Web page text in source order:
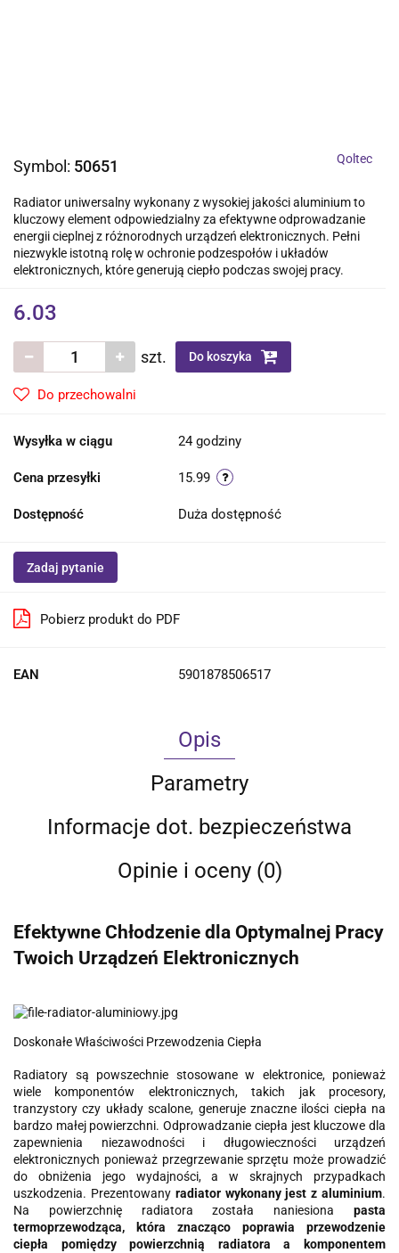
Symbol: 50651 Qoltec
Radiator uniwersalny wykonany z wysokiej jakości aluminium to
kluczowy element odpowiedzialny za efektywne odprowadzanie
energii cieplnej z różnorodnych urządzeń elektronicznych. Pełni
niezwykle istotną rolę w ochronie podzespołów i układów
elektronicznych, które generują ciepło podczas swojej pracy.
6.03
szt. Do koszyka
Do przechowalni
Wysyłka w ciągu 24 godziny
Cena przesyłki 15.99
Dostępność Duża dostępność
Zadaj pytanie
Pobierz produkt do PDF
EAN 5901878506517
Opis
Parametry
Informacje dot. bezpieczeństwa
Opinie i oceny (0)
Efektywne Chłodzenie dla Optymalnej Pracy
Twoich Urządzeń Elektronicznych
Doskonałe Właściwości Przewodzenia Ciepła
Radiatory są powszechnie stosowane w elektronice, ponieważ
wiele komponentów elektronicznych, takich jak procesory,
tranzystory czy układy scalone, generuje znaczne ilości ciepła na
bardzo małej powierzchni. Odprowadzanie ciepła jest kluczowe dla
zapewnienia niezawodności i długowieczności urządzeń
elektronicznych ponieważ przegrzewanie sprzętu może prowadzić
do obniżenia jego wydajności, a w skrajnych przypadkach
uszkodzenia. Prezentowany radiator wykonany jest z aluminium.
Na powierzchnię radiatora została naniesiona pasta
termoprzewodząca, która znacząco poprawia przewodzenie
ciepła pomiędzy powierzchnią radiatora a komponentem